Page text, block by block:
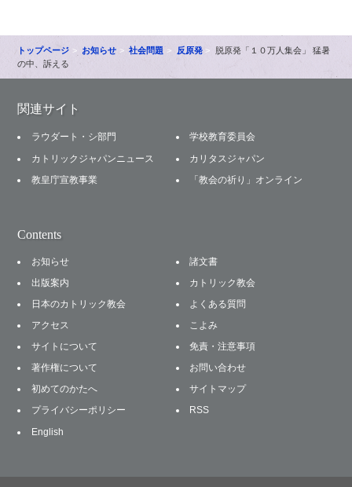
トップページ お知らせ 社会問題 反原発
脱原発「１０万人集会」 猛暑
の中、訴える
関連サイト
ラウダート・シ部門
学校教育委員会
カトリックジャパンニュース
カリタスジャパン
教皇庁宣教事業
「教会の祈り」オンライン
Contents
お知らせ
諸文書
出版案内
カトリック教会
日本のカトリック教会
よくある質問
アクセス
こよみ
サイトについて
免責・注意事項
著作権について
お問い合わせ
初めてのかたへ
サイトマップ
プライバシーポリシー
RSS
English